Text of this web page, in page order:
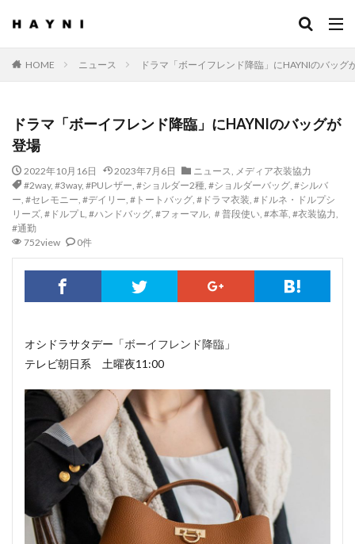
HOME ニュース ドラマ「ボーイフレンド降臨」にHAYNIのバッグ
ドラマ「ボーイフレンド降臨」にHAYNIのバッグが
登場
2022年10月16日 2023年7月6日 ニュース, メディア衣装協力
#2way, #3way, #PUレザー, #ショルダー2種, #ショルダーバッグ, #シルバ
ー, #セレモニー, #デイリー, #トートバッグ, #ドラマ衣装, #ドルネ・ドルプシ
リーズ, #ドルプ L, #ハンドバッグ, #フォーマル, ＃普段使い, #本革, #衣装協力,
#通勤
752view
0件
オシドラサタデー「ボーイフレンド降臨 」
テレビ朝日系 土曜夜11:00